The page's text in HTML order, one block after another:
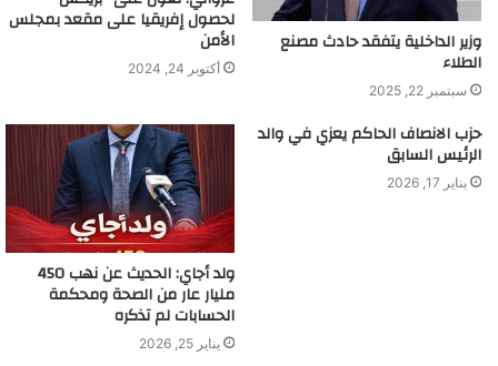
وزير الداخلية يتفقد حادث مصنع
الطلاء
سبتمبر 22, 2025
لحصول إفريقيا على مقعد بمجلس
الأمن
أكتوبر 24, 2024
حزب الانصاف الحاكم يعزي في والد
الرئيس السابق
يناير 17, 2026
ولد أجاي: الحديث عن نهب 450
مليار عار من الصحة ومحكمة
الحسابات لم تذكره
يناير 25, 2026